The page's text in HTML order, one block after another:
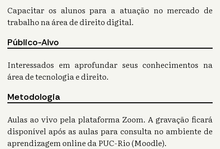
Capacitar os alunos para a atuação no mercado de
trabalho na área de direito digital.
Público-Alvo
Interessados em aprofundar seus conhecimentos na
área de tecnologia e direito.
Metodologia
Aulas ao vivo pela plataforma Zoom. A gravação ficará
disponível após as aulas para consulta no ambiente de
aprendizagem online da PUC-Rio (Moodle).